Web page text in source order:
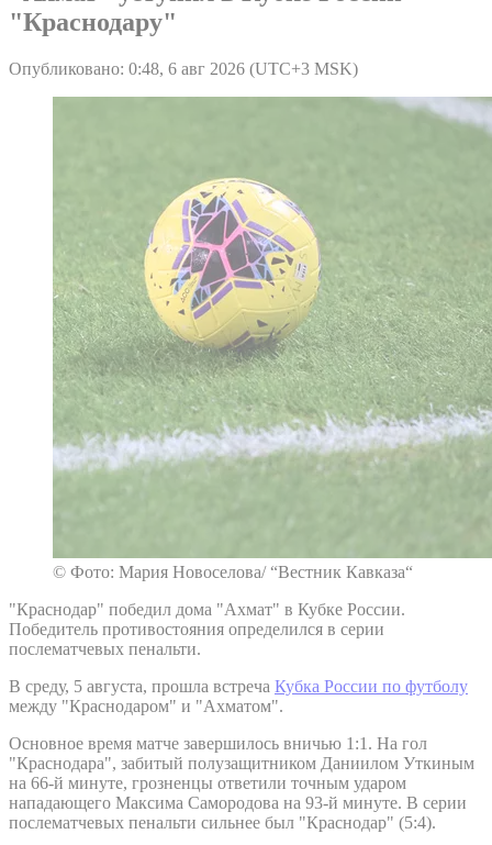
"Краснодару"
Опубликовано: 0:48, 6 авг 2026 (UTC+3 MSK)
© Фото: Мария Новоселова/ “Вестник Кавказа“
"Краснодар" победил дома "Ахмат" в Кубке России.
Победитель противостояния определился в серии
послематчевых пенальти.
В среду, 5 августа, прошла встреча Кубка России по футболу
между "Краснодаром" и "Ахматом".
Основное время матче завершилось вничью 1:1. На гол
"Краснодара", забитый полузащитником Даниилом Уткиным
на 66-й минуте, грозненцы ответили точным ударом
нападающего Максима Самородова на 93-й минуте. В серии
послематчевых пенальти сильнее был "Краснодар" (5:4).